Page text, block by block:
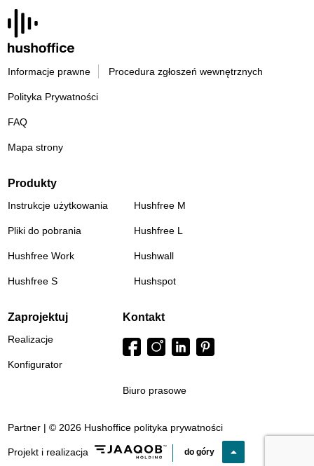
Informacje prawne Procedura zgłoszeń wewnętrznych
Polityka Prywatności
FAQ
Mapa strony
Produkty
Instrukcje użytkowania
Pliki do pobrania
Hushfree Work
Hushfree S
Hushfree M
Hushfree L
Hushwall
Hushspot
Zaprojektuj
Realizacje
Konfigurator
Kontakt
Biuro prasowe
Partner | © 2026 Hushoffice polityka prywatności
Projekt i realizacja do góry